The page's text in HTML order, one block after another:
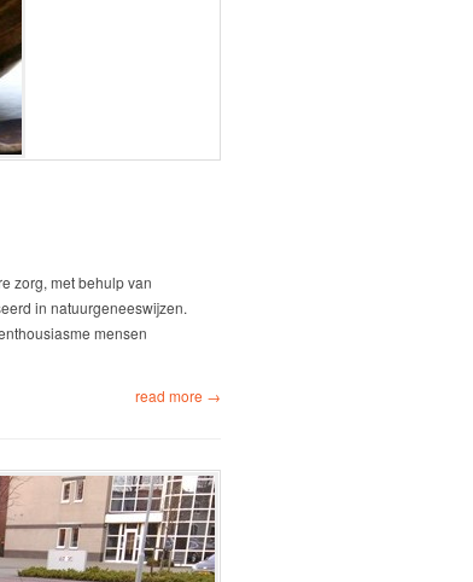
zorg, met behulp van
in natuurgeneeswijzen.
mensen
read more →